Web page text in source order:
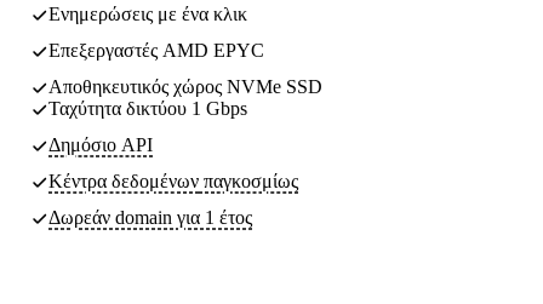
Ενημερώσεις με ένα κλικ
Επεξεργαστές AMD EPYC
Αποθηκευτικός χώρος NVMe SSD
Ταχύτητα δικτύου 1 Gbps
Δημόσιο API
Κέντρα δεδομένων παγκοσμίως
Δωρεάν domain για 1 έτος